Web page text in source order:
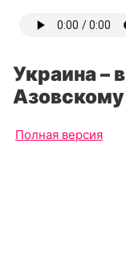
Украина –
Полная версия